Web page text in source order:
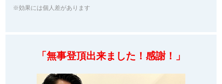
※効果には個人差があります
「無事登頂出来ました！感謝！」